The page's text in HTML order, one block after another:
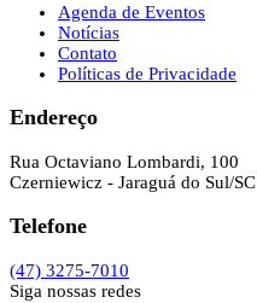
Agenda de Eventos
Notícias
Contato
Políticas de Privacidade
Endereço
Rua Octaviano Lombardi, 100
Czerniewicz - Jaraguá do Sul/SC
Telefone
(47) 3275-7010
Siga nossas redes